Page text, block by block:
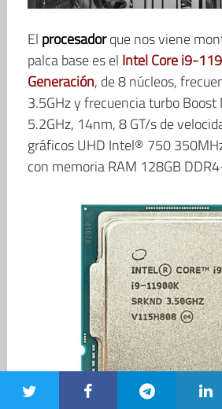
El procesadorque nos viene
palca base es el Intel Core i9-
Generación, de 8 núcleos,
3.5GHz y frecuencia turbo Boost
5.2GHz, 14nm, 8 GT/s de
gráficos UHD Intel® 750
con memoria RAM 128GB